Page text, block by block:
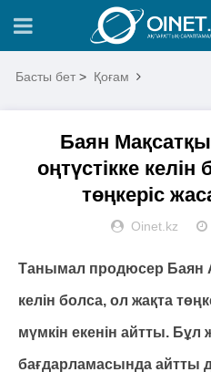
Басты бет > Қоғам
Баян
оңтүстікке
төңкеріс
Oinet.kz
Танымал продюсер Баян
келін болса, ол жақта
мүмкін екенін айтты. Бұл
бағдарламасында айтты